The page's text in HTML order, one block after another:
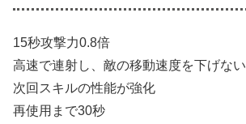
15秒攻撃力0.8倍
高速で連射し、敵の移動速度を下げない
次回スキルの性能が強化
再使用まで30秒